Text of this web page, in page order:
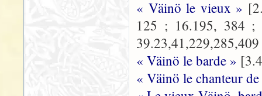
« Väinö le vieux »
125 ; 16.195, 384
« Väinö le barde »
« Väinö le chanteur